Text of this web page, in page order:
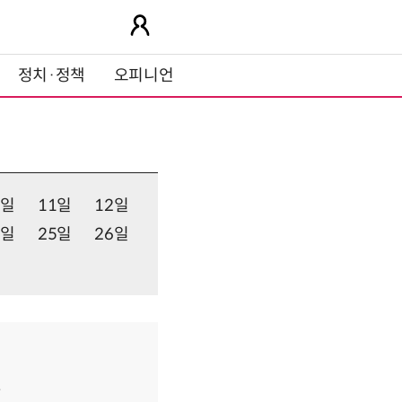
정치·정책 오피니언
11일
12일
25일
26일